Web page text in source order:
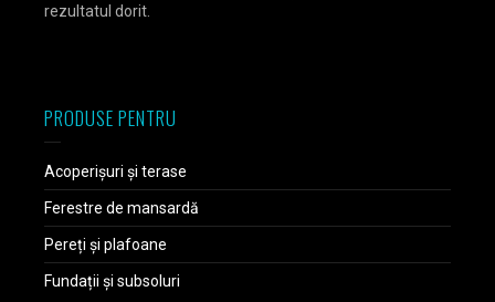
rezultatul dorit.
PRODUSE PENTRU
Acoperișuri și terase
Ferestre de mansardă
Pereți și plafoane
Fundații și subsoluri